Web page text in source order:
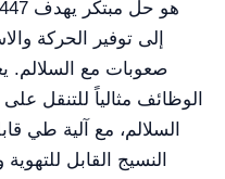
إلى توفير الحركة
صعوبات مع السلالم.
الوظائف مثالياً للتنقل
السلالم، مع آلية طي
النسيج القابل